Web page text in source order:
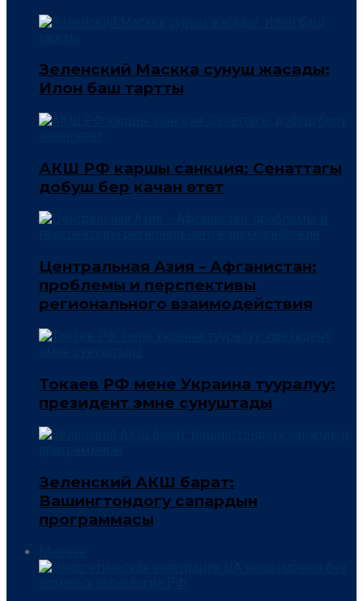
Зеленский Маскка сунуш жасады:
Илон баш тартты
АКШ РФ каршы санкция: Сенаттагы
добуш берүү качан өтөт
Центральная Азия – Афганистан:
проблемы и перспективы
регионального взаимодействия
Токаев РФ мене Украина тууралуу:
президент эмне сунуштады
Зеленский АКШ барат:
Вашингтондогу сапардын
программасы